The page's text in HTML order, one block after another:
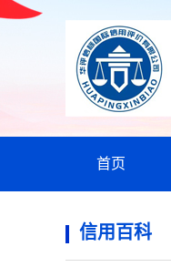
首页
信用百科